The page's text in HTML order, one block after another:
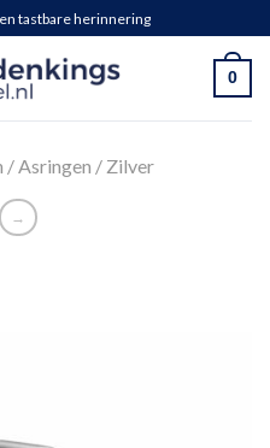
tastbare herinnering
0
/Asringen / Zilver
→